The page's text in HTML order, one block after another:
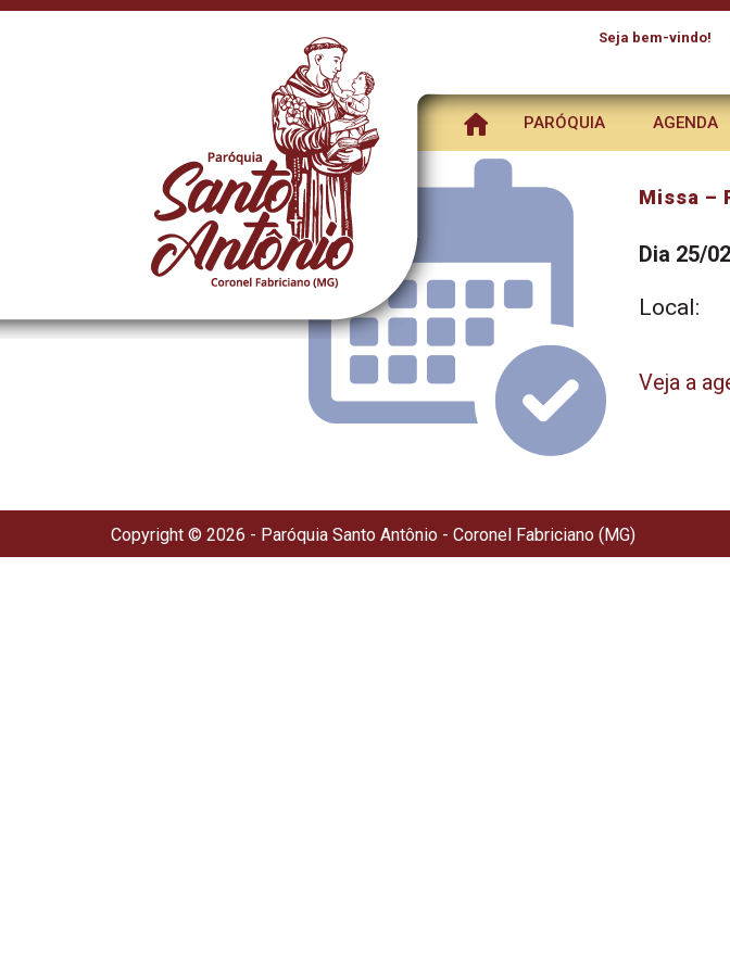
Seja bem-vindo!
PARÓQUIA AGENDA
Missa –
Dia 25/
Local:
Veja a
Copyright © 2026 - Paróquia Santo Antônio - Coronel Fabriciano (MG)